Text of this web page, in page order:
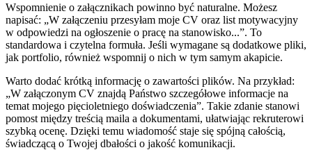
Wspomnienie o załącznikach powinno być naturalne. Możesz
napisać: „W załączeniu przesyłam moje CV oraz list motywacyjny
w odpowiedzi na ogłoszenie o pracę na stanowisko...”. To
standardowa i czytelna formuła. Jeśli wymagane są dodatkowe pliki,
jak portfolio, również wspomnij o nich w tym samym akapicie.
Warto dodać krótką informację o zawartości plików. Na przykład:
„W załączonym CV znajdą Państwo szczegółowe informacje na
temat mojego pięcioletniego doświadczenia”. Takie zdanie stanowi
pomost między treścią maila a dokumentami, ułatwiając rekruterowi
szybką ocenę. Dzięki temu wiadomość staje się spójną całością,
świadczącą o Twojej dbałości o jakość komunikacji.